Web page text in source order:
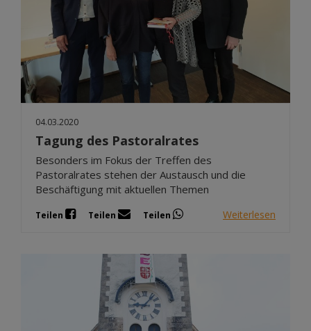
Feb 2026
Dez 2025
Nov 2025
Okt 2025
Sep 2025
04.03.2020
Tagung des Pastoralrates
Besonders im Fokus der Treffen des
Pastoralrates stehen der Austausch und die
Beschäftigung mit aktuellen Themen
Teilen Teilen Teilen Weiterlesen